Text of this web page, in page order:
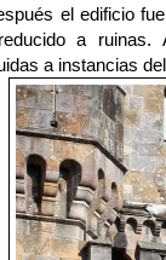
el edificio
a
a instancias del